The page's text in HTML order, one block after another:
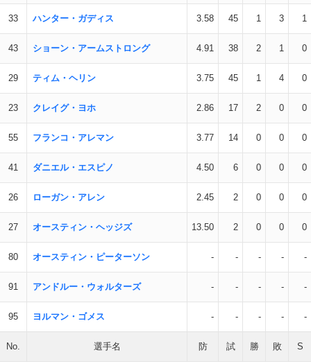
33 ハンター・ガディス 3.58 45 1 3 1
43 ショーン・アームストロング 4.91 38 2 1 0
29 ティム・ヘリン 3.75 45 1 4 0
23 クレイグ・ヨホ 2.86 17 2 0 0
55 フランコ・アレマン 3.77 14 0 0 0
41 ダニエル・エスピノ 4.50 6 0 0 0
26 ローガン・アレン 2.45 2 0 0 0
27 オースティン・ヘッジズ 13.50 2 0 0 0
80 オースティン・ピーターソン - - - - -
91 アンドルー・ウォルターズ - - - - -
95 ヨルマン・ゴメス - - - - -
No. 選手名 防 試 勝 敗 S